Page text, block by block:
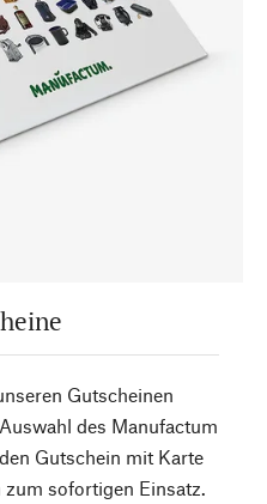
Gutscheinen
des Manufactum
Gutschein mit Karte
sofortigen Einsatz.